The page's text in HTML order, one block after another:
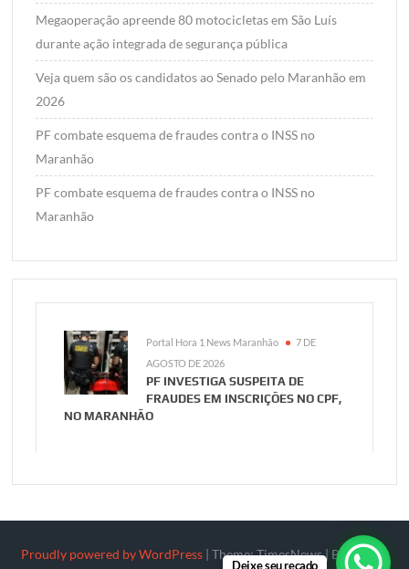
Megaoperação apreende 80 motocicletas em São Luís
durante ação integrada de segurança pública
Veja quem são os candidatos ao Senado pelo Maranhão em
2026
PF combate esquema de fraudes contra o INSS no
Maranhão
PF combate esquema de fraudes contra o INSS no
Maranhão
Portal Hora 1 News Maranhão
7 DE
AGOSTO DE 2026
PF INVESTIGA SUSPEITA DE
FRAUDES EM INSCRIÇÕES NO CPF,
NO MARANHÃO
Proudly powered by WordPress |Theme: TimesNews| ByTheme
Deixe seu recado